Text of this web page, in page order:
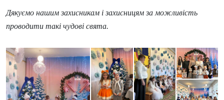
Дякуємо нашим захисникам і захисницям за можливість
проводити такі чудові свята.